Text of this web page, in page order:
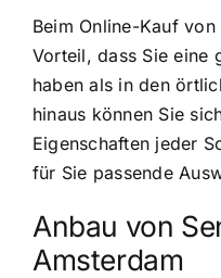
Beim Online-Kauf
Vorteil, dass Sie eine
haben als in den
hinaus können Sie
Eigenschaften jeder
für Sie passende
Anbau von
Amsterdam